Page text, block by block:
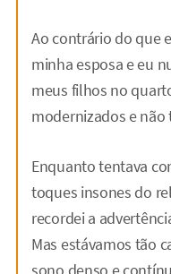
Ao contrário do que
minha esposa e eu
meus filhos no
modernizados e
Enquanto tentava
toques insones do
recordei a
Mas estávamos tão